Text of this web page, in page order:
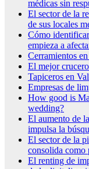
médicas sin
El sector de la
de sus locales
Cómo
empieza a
Cerramientos
El mejor
Tapiceros en
Empresas de
How good is
wedding?
El aumento de
impulsa la
El sector de la
consolida como
El renting de